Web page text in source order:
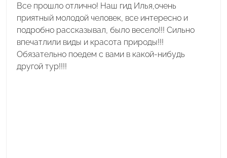
Все прошло отлично! Наш гид Илья,очень
приятный молодой человек, все интересно и
подробно рассказывал, было весело!!! Сильно
впечатлили виды и красота природы!!!
Обязательно поедем с вами в какой-нибудь
другой тур!!!!